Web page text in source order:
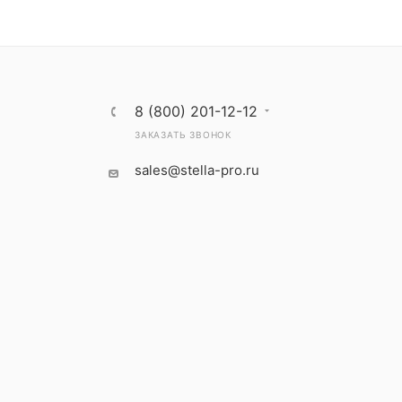
8 (800) 201-12-12
ЗАКАЗАТЬ ЗВОНОК
sales@stella-pro.ru